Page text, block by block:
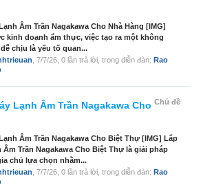
Âm Trần Nagakawa Cho Nhà Hàng [IMG]
kinh doanh ẩm thực, việc tạo ra một không
chịu là yếu tố quan...
7/7/26 , 0 lần trả lời, trong diễn đàn: Rao
Chủ đề
Lạnh Âm Trần Nagakawa Cho
Âm Trần Nagakawa Cho Biệt Thự [IMG] Lắp
Âm Trần Nagakawa Cho Biệt Thự là giải pháp
chủ lựa chọn nhằm...
7/7/26 , 0 lần trả lời, trong diễn đàn: Rao